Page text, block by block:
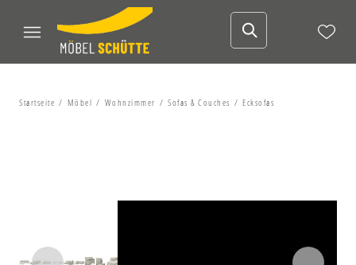
Startseite Möbel Wohnzimmer Sofas & Couches Ecksofas